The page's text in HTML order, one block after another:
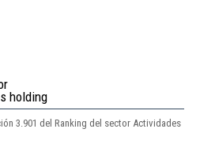
holding
3.901 del Ranking del sector Actividades